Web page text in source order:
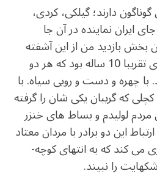
دارند؛ گیلکی، کردی،
ایران نماینده در آن جا
بخش بازدید من از این آشفته
بازار، دیدن دو برادر دوقلوی تقریبا 10 ساله بود که هر دو
با چهره و دست و رویی سیاه. با
که گریبان یکی شان را گرفته
لولیدم و بساط­ های خنزر
این دو برادر با مردان معتاد
و غیر معتادِ فروشنده، کاری می­ کند که به انتهای کوچه­
را نبیند.